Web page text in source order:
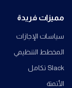
مميزات فريدة
سياسات الإجازات
المخطط التنظيمي
Slack تكامل
الأتمتة